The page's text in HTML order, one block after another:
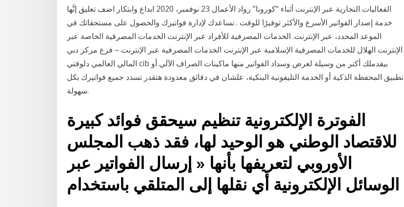
الفعاليات التجارية عبر الإنترنت أثناء “كورونا” رواد الأعمال 23 نوفمبر، 2020 ابداع وابتكار اضف تعليق إنَّها
خدمة إصدار الفواتير الأسرع والأكثر توفيرًا للوقت . نساعدك لإدارة فواتيرك والحصول على مستحقاتك في
الموعد المحدد، عبر الإنترنت. الخدمات المصرفية للأفراد عبر الإنترنت الخدمات المصرفية الخاصة عبر
الإنترنت الهلال للخدمات المصرفية الإسلامية عبر الإنترنت الخدمات المصرفية عبر الإنترنت – فرع مركز دبي
المالي العالمي دلوقتي cib بيقدملك أكتر من وسيلة لعرض وسداد الفواتير منها ماكينات الصراف الآلي أو
تطبيق المحفظة الذكية أو الخدمة التليفونية البنكية، علشان في دقائق معدودة هتقدر تسدد جميع فواتيرك بكل
سهولة.
الفوترة الإلكترونية تنظيم سيحقق فوائد كبيرة
للاقتصاد الوطني هو الوحيد لها، فقد ذهب المجلس
الأوروبي لتعريفها بأنها « إرسال الفواتير عبر
الوسائل الإلكترونية أي نقلها إلى المتلقي باستخدام